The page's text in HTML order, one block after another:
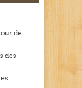
de
des